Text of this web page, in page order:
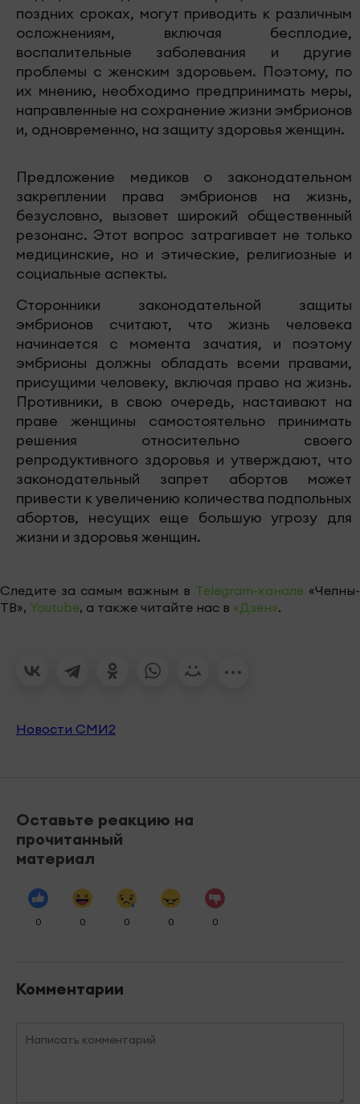
поздних сроках, могут приводить к различным
осложнениям, включая бесплодие,
воспалительные заболевания и другие
проблемы с женским здоровьем. Поэтому, по
их мнению, необходимо предпринимать меры,
направленные на сохранение жизни эмбрионов
и, одновременно, на защиту здоровья женщин.
Предложение медиков о законодательном
закреплении права эмбрионов на жизнь,
безусловно, вызовет широкий общественный
резонанс. Этот вопрос затрагивает не только
медицинские, но и этические, религиозные и
социальные аспекты.
Сторонники законодательной защиты
эмбрионов считают, что жизнь человека
начинается с момента зачатия, и поэтому
эмбрионы должны обладать всеми правами,
присущими человеку, включая право на жизнь.
Противники, в свою очередь, настаивают на
праве женщины самостоятельно принимать
решения относительно своего
репродуктивного здоровья и утверждают, что
законодательный запрет абортов может
привести к увеличению количества подпольных
абортов, несущих еще большую угрозу для
жизни и здоровья женщин.
Следите за самым важным в Telegram-канале «Челны-
ТВ», Youtube, а также читайте нас в «Дзен».
Новости СМИ2
Оставьте реакцию на
прочитанный
материал
0 0 0 0 0
Комментарии